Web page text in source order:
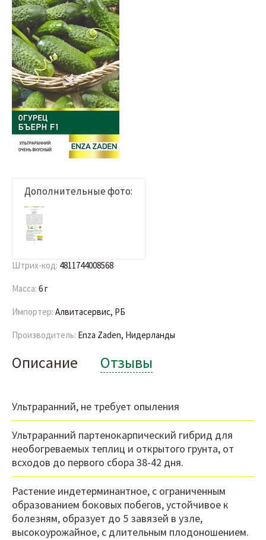
Дополнительные фото:
Штрих-код: 4811744008568
Масса: 6 г
Импортер: Алвитасервис, РБ
Производитель: Enza Zaden, Нидерланды
Описание Отзывы
Ультраранний, не требует опыления
Ультраранний партенокарпический гибрид для
необогреваемых теплиц и открытого грунта, от
всходов до первого сбора 38-42 дня.
Растение индетерминантное, с ограниченным
образованием боковых побегов, устойчивое к
болезням, образует до 5 завязей в узле,
высокоурожайное, с длительным плодоношением.